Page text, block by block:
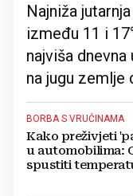
Najniža
između 11 i
najviša
na jugu zemlje
BORBA S VRUĆINAMA
Kako preživjeti
u automobilima:
spustiti